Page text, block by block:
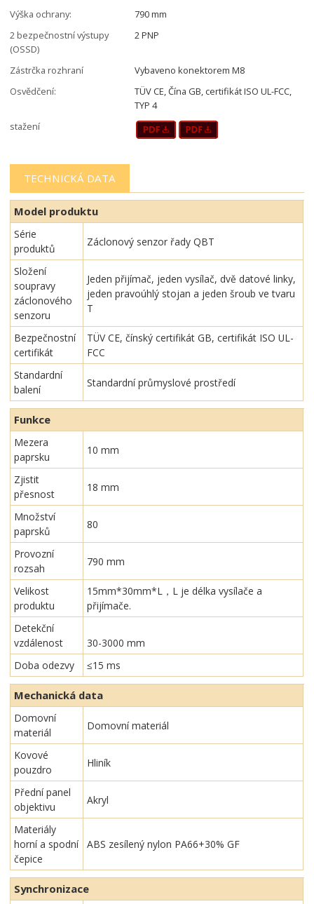
Výška ochrany:
790 mm
2 bezpečnostní výstupy
(OSSD)
2 PNP
Zástrčka rozhraní
Vybaveno konektorem M8
Osvědčení:
TÜV CE, Čína GB, certifikát ISO UL-FCC,
TYP 4
stažení
TECHNICKÁ DATA
Model produktu
Série
produktů
Záclonový senzor řady QBT
Složení
soupravy
záclonového
senzoru
Jeden přijímač, jeden vysílač, dvě datové linky,
jeden pravoúhlý stojan a jeden šroub ve tvaru
T
Bezpečnostní
certifikát
TÜV CE, čínský certifikát GB, certifikát ISO UL-
FCC
Standardní
balení
Standardní průmyslové prostředí
Funkce
Mezera
paprsku
10 mm
Zjistit
přesnost
18 mm
Množství
paprsků
80
Provozní
rozsah
790 mm
Velikost
produktu
15mm*30mm*L，L je délka vysílače a
přijímače.
Detekční
vzdálenost
30-3000 mm
Doba odezvy
≤15 ms
Mechanická data
Domovní
materiál
Domovní materiál
Kovové
pouzdro
Hliník
Přední panel
objektivu
Akryl
Materiály
horní a spodní
čepice
ABS zesílený nylon PA66+30% GF
Synchronizace